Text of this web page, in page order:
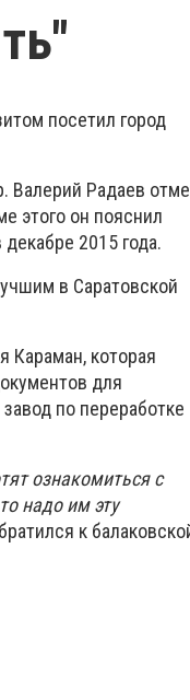
посетил город
Валерий Радаев
этого он пояснил
2015 года.
в Саратовской
Караман, которая
для
по переработке
ознакомиться с
надо им эту
к